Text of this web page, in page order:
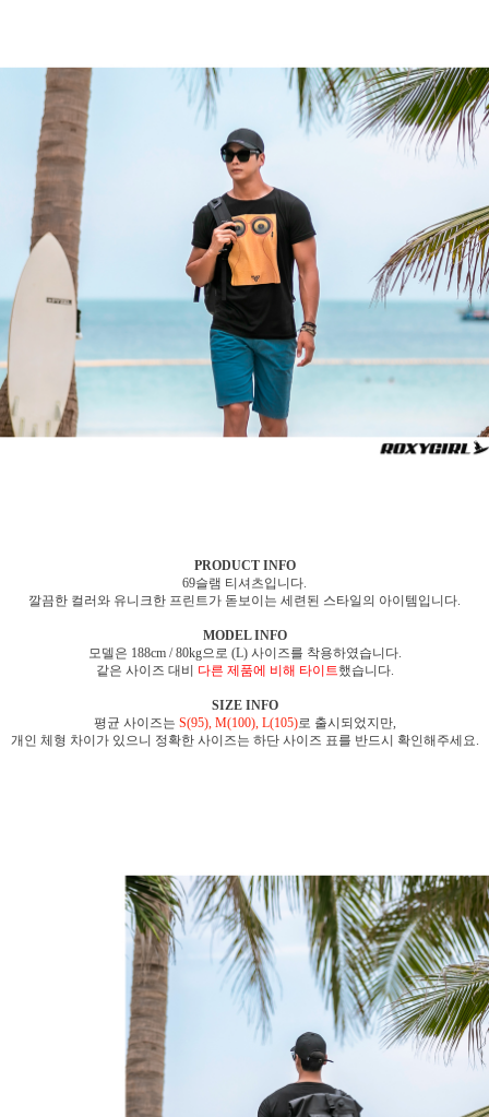
PRODUCT INFO
69슬램 티셔츠입니다.
깔끔한 컬러와 유니크한 프린트가 돋보이는 세련된 스타일의 아이템입니다.
MODEL INFO
모델은 188cm / 80kg으로 (L) 사이즈를 착용하였습니다.
같은 사이즈 대비 다른 제품에 비해 타이트했습니다.
SIZE INFO
평균 사이즈는 S(95), M(100), L(105)로 출시되었지만,
개인 체형 차이가 있으니 정확한 사이즈는 하단 사이즈 표를 반드시 확인해주세요.